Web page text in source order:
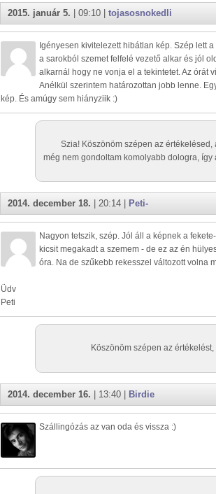
2015. január 5. | 09:10 | tojasosnokedli
Igényesen kivitelezett hibátlan kép. Szép lett
a sarokból szemet felfelé vezető alkar és jól
alkarnál hogy ne vonja el a tekintetet. Az órát
Anélkül szerintem határozottan jobb lenne.
kép. És amúgy sem hiányziik :)
Szia! Köszönöm szépen az értékelésed,
még nem gondoltam komolyabb dologra, így
2014. december 18. | 20:14 | Peti-
Nagyon tetszik, szép. Jól áll a képnek a
kicsit megakadt a szemem - de ez az én
óra. Na de szűkebb rekesszel változott volna
Üdv
Peti
Köszönöm szépen az
2014. december 16. | 13:40 | Birdie
Szállingózás az van oda és vissza :)